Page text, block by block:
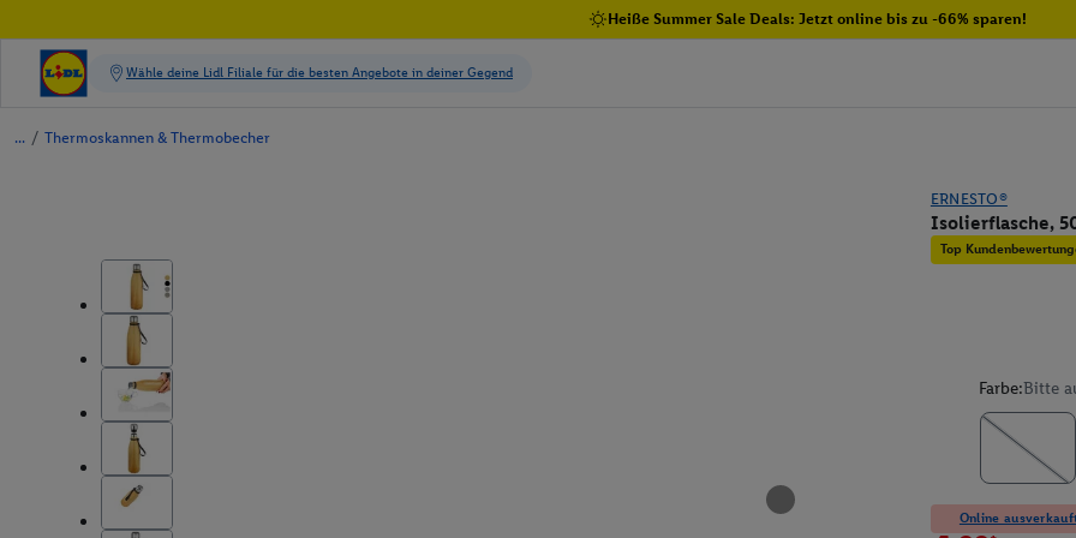
Heiße Summer Sale Deals: Jetzt online bis zu -66% sparen!
/ Thermoskannen & Thermobecher
ERNESTO®
Isolierflasche,
Top
Farbe:Bitte
Online